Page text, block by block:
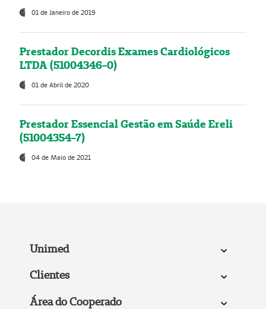
01 de Janeiro de 2019
Prestador Decordis Exames Cardiológicos
LTDA (51004346-0)
01 de Abril de 2020
Prestador Essencial Gestão em Saúde Ereli
(51004354-7)
04 de Maio de 2021
Unimed
Clientes
Área do Cooperado